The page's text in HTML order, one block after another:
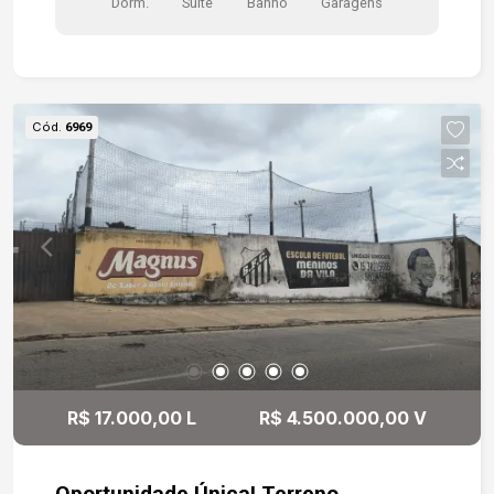
Cód. 6969
R$ 17.000,00 L R$ 4.500.000,00 V